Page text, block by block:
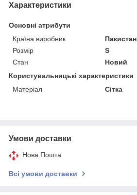
Характеристики
Основні атрибути
Країна виробник
Пакистан
Розмір
S
Стан
Новий
Користувальницькі характеристики
Матеріал
Сітка
Умови доставки
Нова Пошта
Всі умови доставки